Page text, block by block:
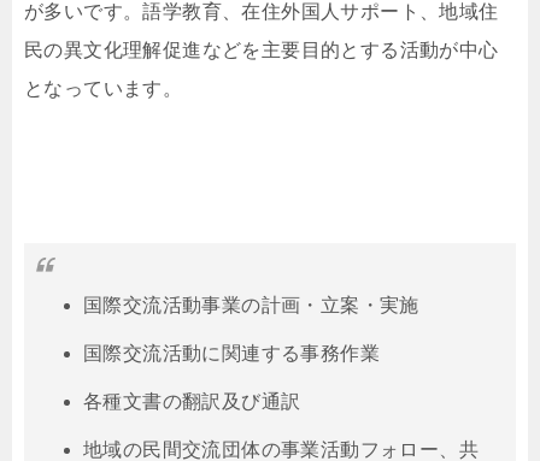
が多いです。語学教育、在住外国人サポート、地域住
民の異文化理解促進などを主要目的とする活動が中心
となっています。
国際交流活動事業の計画・立案・実施
国際交流活動に関連する事務作業
各種文書の翻訳及び通訳
地域の民間交流団体の事業活動フォロー、共